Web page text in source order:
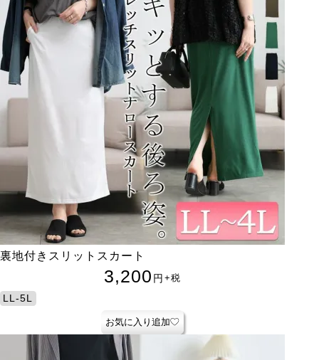
裏地付きスリットスカート
3,200 円 +税
LL-5L
お気に入り追加